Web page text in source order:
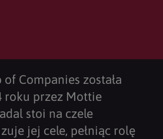
Companies została
roku przez Mottie
stoi na czele
jej cele, pełniąc rolę